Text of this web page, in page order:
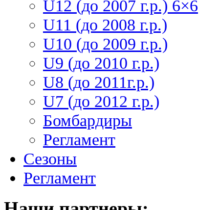
U12 (до 2007 г.р.) 6×6
U11 (до 2008 г.р.)
U10 (до 2009 г.р.)
U9 (до 2010 г.р.)
U8 (до 2011г.р.)
U7 (до 2012 г.р.)
Бомбардиры
Регламент
Сезоны
Регламент